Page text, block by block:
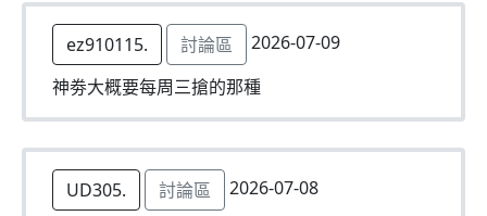
ez910115. 討論區
2026-07-09
神劵大概要每周三搶的那種
UD305. 討論區
2026-07-08